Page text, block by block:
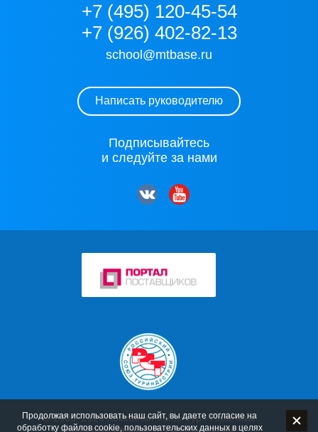
+7 (495) 120-45-54
+7 (926) 402-82-13
school@mtbase.ru
Написать руководителю
Подписывайтесь
и следуйте за нами
© 2006–2026 Компания «Мос-Тур» Политика
конфиденциальности Использование
Продолжая использовать наш сайт, вы даете согласие на
обработку файлов cookie, пользовательских данных в целях